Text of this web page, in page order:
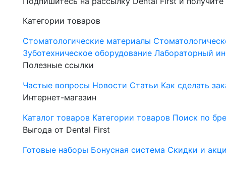
Категории товаров
Стоматологические материалы
Зуботехническое оборудование Лабораторный
Полезные ссылки
Частые вопросы Новости Статьи Как сделать
Интернет-магазин
Каталог товаров Категории товаров Поиск по
Выгода от Dental First
Готовые наборы Бонусная система Скидки и